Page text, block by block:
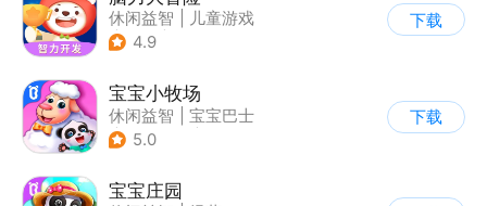
休闲益智
儿童游戏
| 卡通
4.9
下载
宝宝小牧场
休闲益智
宝宝巴士
| 学习教育
5.0
下载
宝宝庄园